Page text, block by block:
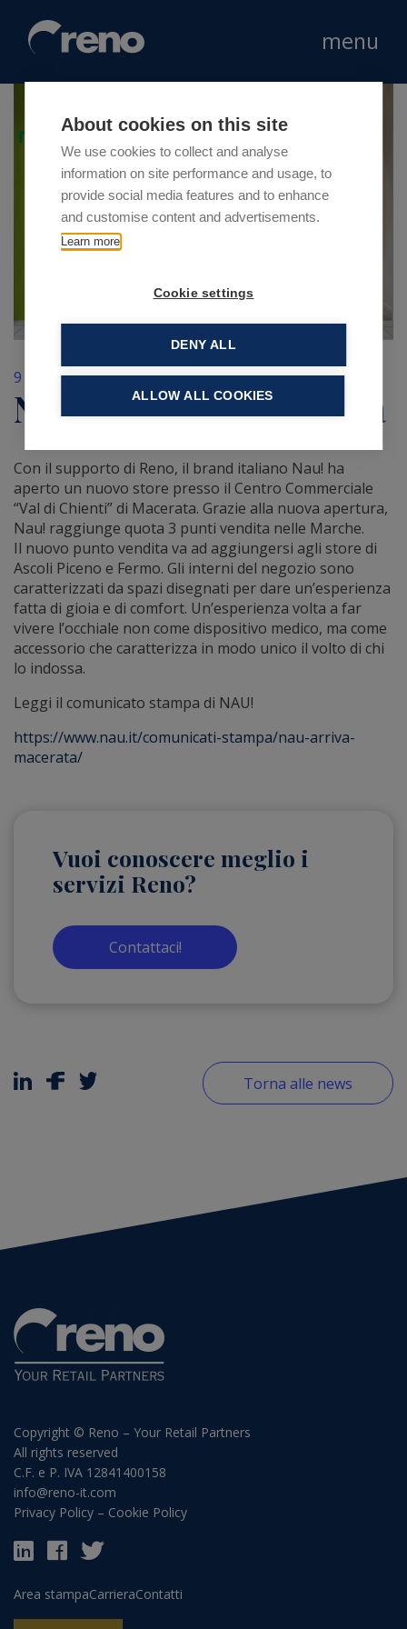
About cookies on this site
We use cookies to collect and analyse
information on site performance and usage, to
provide social media features and to enhance
and customise content and advertisements.
Learn more
Cookie settings
DENY ALL
ALLOW ALL COOKIES
menu
9 Ottobre 2018
NAU! arriva a Macerata
Con il supporto di Reno, il brand italiano Nau! ha
aperto un nuovo store presso il Centro Commerciale
“Val di Chienti” di Macerata. Grazie alla nuova apertura,
Nau! raggiunge quota 3 punti vendita nelle Marche.
Il nuovo punto vendita va ad aggiungersi agli store di
Ascoli Piceno e Fermo. Gli interni del negozio sono
caratterizzati da spazi disegnati per dare un’esperienza
fatta di gioia e di comfort. Un’esperienza volta a far
vivere l’occhiale non come dispositivo medico, ma come
accessorio che caratterizza in modo unico il volto di chi
lo indossa.
Leggi il comunicato stampa di NAU!
https://www.nau.it/comunicati-stampa/nau-arriva-
macerata/
Vuoi conoscere meglio i
servizi Reno?
Contattaci!
Torna alle news
Copyright © Reno – Your Retail Partners
All rights reserved
C.F. e P. IVA 12841400158
info@reno-it.com
Privacy Policy – Cookie Policy
Area stampaCarrieraContatti